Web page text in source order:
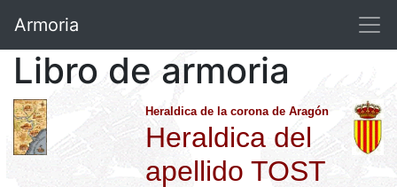
Armoria
Libro de armoria
Heraldica de la corona de Aragón
Heraldica del
apellido TOST